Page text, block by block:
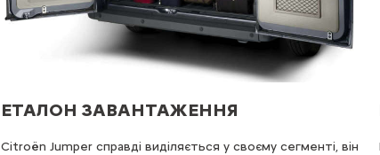
ВРАХОВУЄ ВАШУ СПЕЦІАЛІЗАЦІЮ
Потрібен сучасний, зручний і просторий фургон для